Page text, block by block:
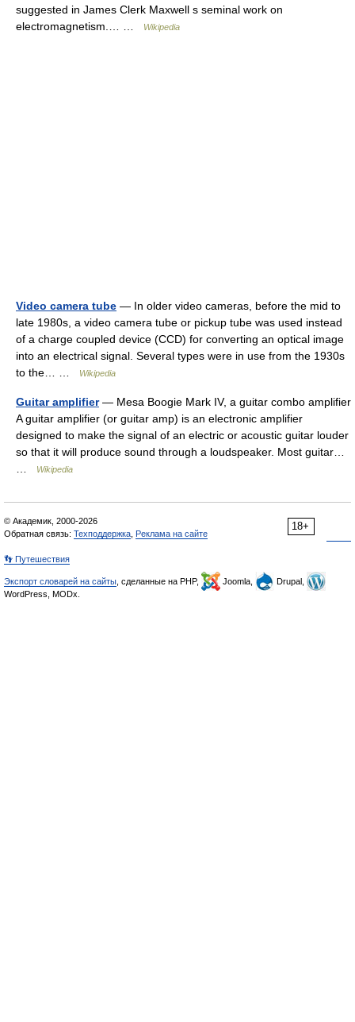
suggested in James Clerk Maxwell s seminal work on
electromagnetism.… …
Wikipedia
Video camera tube — In older video cameras, before the mid to
late 1980s, a video camera tube or pickup tube was used instead
of a charge coupled device (CCD) for converting an optical image
into an electrical signal. Several types were in use from the 1930s
to the… …
Wikipedia
Guitar amplifier— Mesa Boogie Mark IV, a guitar combo amplifier
A guitar amplifier (or guitar amp) is an electronic amplifier
designed to make the signal of an electric or acoustic guitar louder
so that it will produce sound through a loudspeaker. Most guitar…
Wikipedia
18+
© Академик, 2000-2026
Обратная связь: Техподдержка Реклама на сайте
👣 Путешествия
Экспорт словарей на сайты , сделанные на PHP, Joomla,
Drupal,
WordPress, MODx.